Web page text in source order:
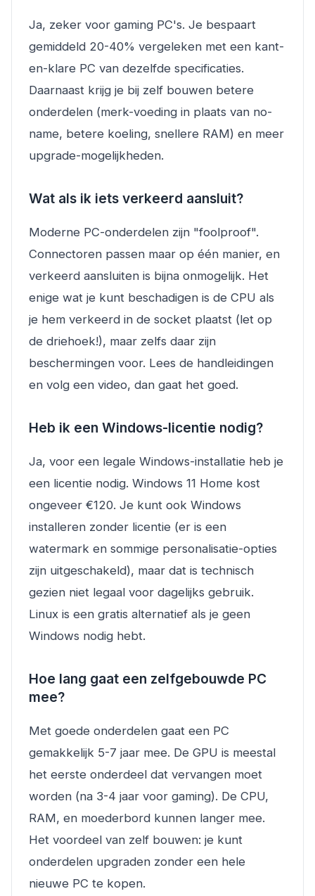
Ja, zeker voor gaming PC's. Je bespaart
gemiddeld 20-40% vergeleken met een kant-
en-klare PC van dezelfde specificaties.
Daarnaast krijg je bij zelf bouwen betere
onderdelen (merk-voeding in plaats van no-
name, betere koeling, snellere RAM) en meer
upgrade-mogelijkheden.
Wat als ik iets verkeerd aansluit?
Moderne PC-onderdelen zijn "foolproof".
Connectoren passen maar op één manier, en
verkeerd aansluiten is bijna onmogelijk. Het
enige wat je kunt beschadigen is de CPU als
je hem verkeerd in de socket plaatst (let op
de driehoek!), maar zelfs daar zijn
beschermingen voor. Lees de handleidingen
en volg een video, dan gaat het goed.
Heb ik een Windows-licentie nodig?
Ja, voor een legale Windows-installatie heb je
een licentie nodig. Windows 11 Home kost
ongeveer €120. Je kunt ook Windows
installeren zonder licentie (er is een
watermark en sommige personalisatie-opties
zijn uitgeschakeld), maar dat is technisch
gezien niet legaal voor dagelijks gebruik.
Linux is een gratis alternatief als je geen
Windows nodig hebt.
Hoe lang gaat een zelfgebouwde PC
mee?
Met goede onderdelen gaat een PC
gemakkelijk 5-7 jaar mee. De GPU is meestal
het eerste onderdeel dat vervangen moet
worden (na 3-4 jaar voor gaming). De CPU,
RAM, en moederbord kunnen langer mee.
Het voordeel van zelf bouwen: je kunt
onderdelen upgraden zonder een hele
nieuwe PC te kopen.